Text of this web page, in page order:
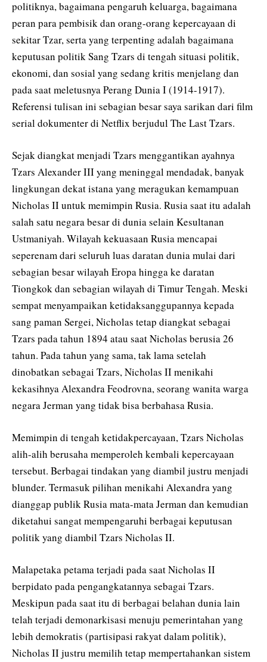
politiknya, bagaimana pengaruh keluarga, bagaimana
peran para pembisik dan orang-orang kepercayaan di
sekitar Tzar, serta yang terpenting adalah bagaimana
keputusan politik Sang Tzars di tengah situasi politik,
ekonomi, dan sosial yang sedang kritis menjelang dan
pada saat meletusnya Perang Dunia I (1914-1917).
Referensi tulisan ini sebagian besar saya sarikan dari film
serial dokumenter di Netflix berjudul The Last Tzars.
Sejak diangkat menjadi Tzars menggantikan ayahnya
Tzars Alexander III yang meninggal mendadak, banyak
lingkungan dekat istana yang meragukan kemampuan
Nicholas II untuk memimpin Rusia. Rusia saat itu adalah
salah satu negara besar di dunia selain Kesultanan
Ustmaniyah. Wilayah kekuasaan Rusia mencapai
seperenam dari seluruh luas daratan dunia mulai dari
sebagian besar wilayah Eropa hingga ke daratan
Tiongkok dan sebagian wilayah di Timur Tengah. Meski
sempat menyampaikan ketidaksanggupannya kepada
sang paman Sergei, Nicholas tetap diangkat sebagai
Tzars pada tahun 1894 atau saat Nicholas berusia 26
tahun. Pada tahun yang sama, tak lama setelah
dinobatkan sebagai Tzars, Nicholas II menikahi
kekasihnya Alexandra Feodrovna, seorang wanita warga
negara Jerman yang tidak bisa berbahasa Rusia.
Memimpin di tengah ketidakpercayaan, Tzars Nicholas
alih-alih berusaha memperoleh kembali kepercayaan
tersebut. Berbagai tindakan yang diambil justru menjadi
blunder. Termasuk pilihan menikahi Alexandra yang
dianggap publik Rusia mata-mata Jerman dan kemudian
diketahui sangat mempengaruhi berbagai keputusan
politik yang diambil Tzars Nicholas II.
Malapetaka petama terjadi pada saat Nicholas II
berpidato pada pengangkatannya sebagai Tzars.
Meskipun pada saat itu di berbagai belahan dunia lain
telah terjadi demonarkisasi menuju pemerintahan yang
lebih demokratis (partisipasi rakyat dalam politik),
Nicholas II justru memilih tetap mempertahankan sistem